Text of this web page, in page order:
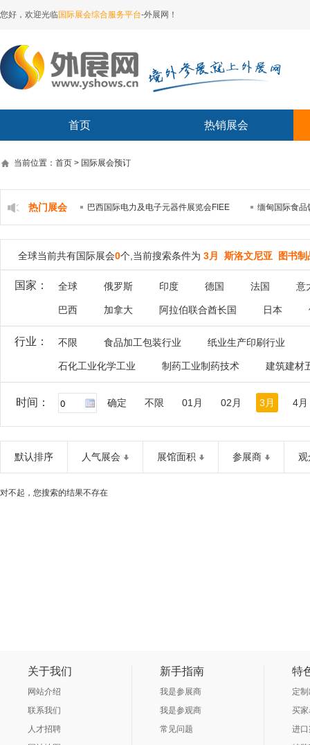
您好，欢迎光临 国际展会综合服务平台-外展网！
首页 热销展会
当前位置：首页 > 国际展会预订
热门展会 巴西国际电力及电子元器件展览会FIEE 缅甸国际食品
全球当前共有国际展会0个,当前搜索条件为 3月 斯洛文尼亚 图书制
国家： 全球 俄罗斯 印度 德国 法国 意
巴西 加拿大 阿拉伯联合酋长国 日本
行业： 不限 食品加工包装行业 纸业生产印刷行业
石化工业化学工业 制药工业制药技术 建筑建材
时间： 确定 不限 01月 02月 3月 4月
默认排序 人气展会 展馆面积 参展商 观
对不起，您搜索的结果不存在
关于我们
网站介绍
联系我们
人才招聘
新手指南
我是参展商
我是参观商
常见问题
特
定
买
进